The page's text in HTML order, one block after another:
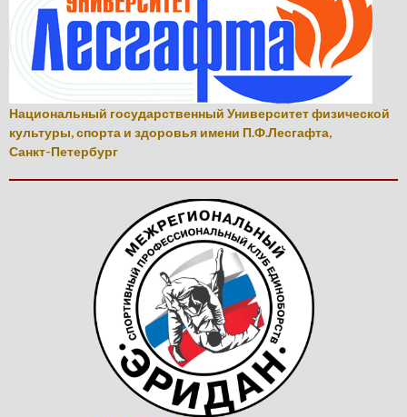
Национальный государственный Университет физической
культуры, спорта и здоровья имени П.Ф.Лесгафта,
Санкт-Петербург